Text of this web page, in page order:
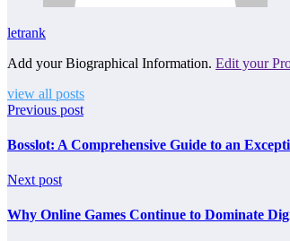
letrank
Add your Biographical Information. Edit your
view all posts
Previous post
Bosslot: A Comprehensive Guide to an
Next post
Why Online Games Continue to Dominate